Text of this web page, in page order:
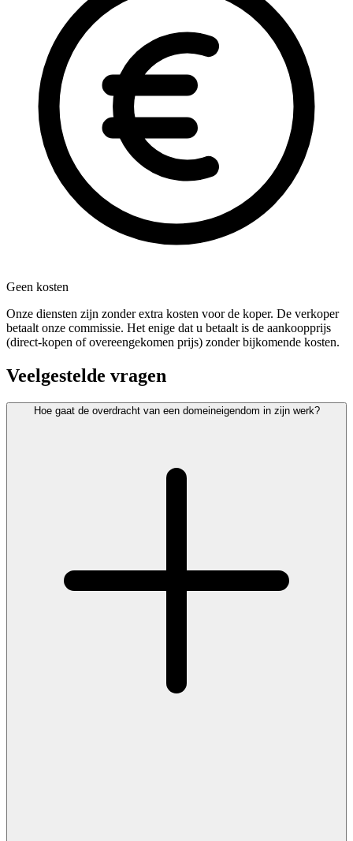
Geen kosten
Onze diensten zijn zonder extra kosten voor de koper. De verkoper
betaalt onze commissie. Het enige dat u betaalt is de aankoopprijs
(direct-kopen of overeengekomen prijs) zonder bijkomende kosten.
Veelgestelde vragen
Hoe gaat de overdracht van een domeineigendom in zijn werk?